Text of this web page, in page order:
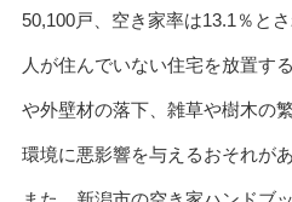
50,100戸、空き家率は13.1％とさ
人が住んでいない住宅を放置す
や外壁材の落下、雑草や樹木の
環境に悪影響を与えるおそれがあ